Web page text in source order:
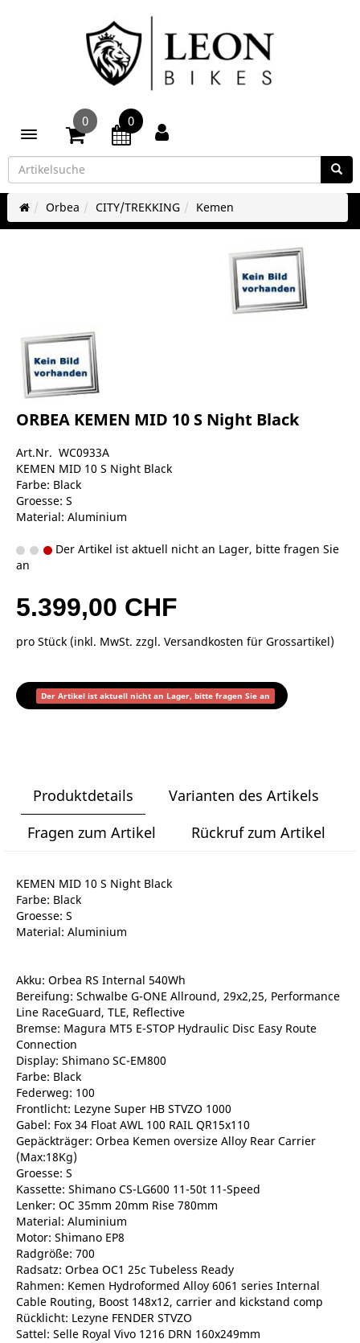
Toggle navigation
0 0
Orbea CITY/TREKKING Kemen
ORBEA KEMEN MID 10 S Night Black
Art.Nr. WC0933A
KEMEN MID 10 S Night Black
Farbe: Black
Groesse: S
Material: Aluminium
Der Artikel ist aktuell nicht an Lager, bitte fragen Sie
an
5.399,00 CHF
pro Stück (inkl. MwSt. zzgl. Versandkosten für Grossartikel)
Der Artikel ist aktuell nicht an Lager, bitte fragen Sie an
Produktdetails
Varianten des Artikels
Fragen zum Artikel
Rückruf zum Artikel
KEMEN MID 10 S Night Black
Farbe: Black
Groesse: S
Material: Aluminium
Akku: Orbea RS Internal 540Wh
Bereifung: Schwalbe G-ONE Allround, 29x2,25, Performance
Line RaceGuard, TLE, Reflective
Bremse: Magura MT5 E-STOP Hydraulic Disc Easy Route
Connection
Display: Shimano SC-EM800
Farbe: Black
Federweg: 100
Frontlicht: Lezyne Super HB STVZO 1000
Gabel: Fox 34 Float AWL 100 RAIL QR15x110
Gepäckträger: Orbea Kemen oversize Alloy Rear Carrier
(Max:18Kg)
Groesse: S
Kassette: Shimano CS-LG600 11-50t 11-Speed
Lenker: OC 35mm 20mm Rise 780mm
Material: Aluminium
Motor: Shimano EP8
Radgröße: 700
Radsatz: Orbea OC1 25c Tubeless Ready
Rahmen: Kemen Hydroformed Alloy 6061 series Internal
Cable Routing, Boost 148x12, carrier and kickstand comp
Rücklicht: Lezyne FENDER STVZO
Sattel: Selle Royal Vivo 1216 DRN 160x249mm